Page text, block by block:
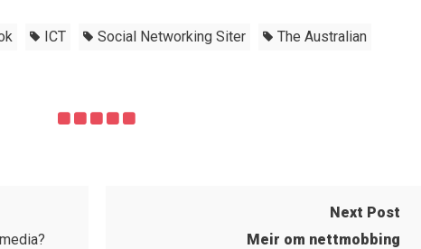
ICT Social Networking Siter The Australian
Next Post
Meir om nettmobbing